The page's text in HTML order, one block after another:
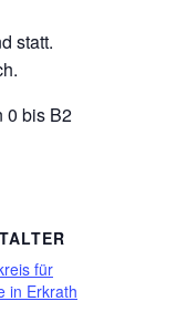
statt.
0 bis B2
für
in Erkrath